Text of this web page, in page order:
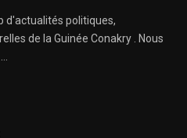
d'actualités politiques,
de la Guinée Conakry . Nous